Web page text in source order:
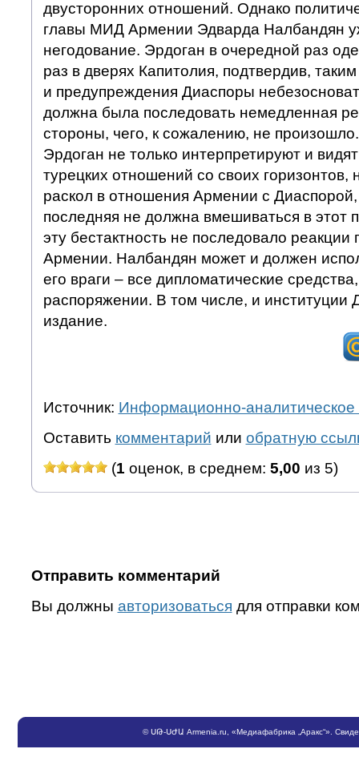
двусторонних отношений. Однако
главы МИД Армении Эдварда Налбандян
негодование. Эрдоган в очередной раз
раз в дверях Капитолия, подтвердив,
и предупреждения Диаспоры
должна была последовать немедленная
стороны, чего, к сожалению, не произошло.
Эрдоган не только интерпретируют и
турецких отношений со своих горизонтов,
раскол в отношения Армении с
последняя не должна вмешиваться в этот
эту бестактность не последовало реакции
Армении. Налбандян может и должен
его враги – все дипломатические
распоряжении. В том числе, и
издание.
Источник: Информационно-аналитическое
Оставить комментарий или обратную
(1 оценок, в среднем: 5,00 из 5)
Отправить комментарий
Вы должны авторизоваться для отправки
©ՍԹ-ՍԺԱ Armenia.ru , «Медиафабрика „Аракс“».